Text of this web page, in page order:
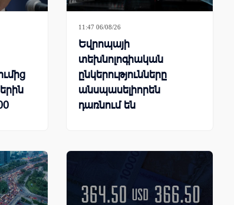
11:47 06/08/26
Եվրոպայի
տեխնոլոգիական
ընկերությունները
անսպասելիորեն
դառնում են
գլխավոր շահառուներից